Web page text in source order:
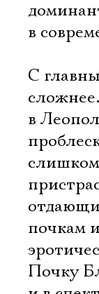
в
С
в
слишком
почкам
Почку